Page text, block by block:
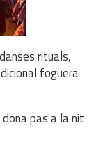
rituals,
foguera
pas a la nit